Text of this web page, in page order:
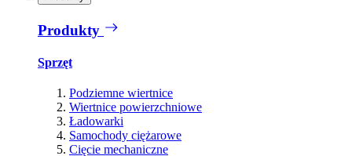
Produkty
Sprzęt
Podziemne wiertnice
Wiertnice powierzchniowe
Ładowarki
Samochody ciężarowe
Cięcie mechaniczne